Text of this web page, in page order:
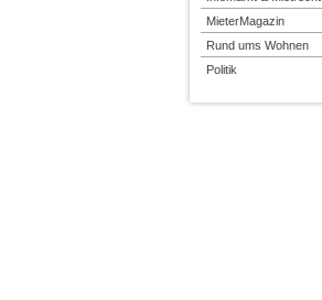
MieterMagazin
Rund ums Wohnen
Politik